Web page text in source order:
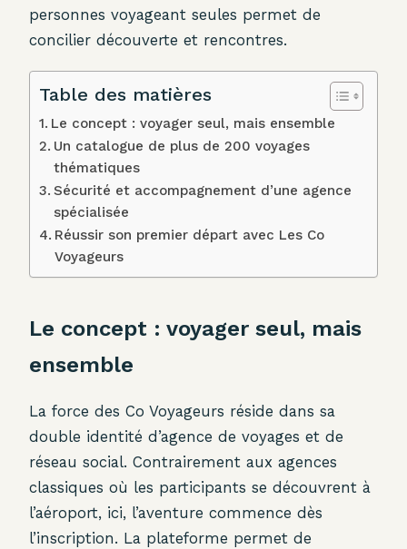
personnes voyageant seules permet de
concilier découverte et rencontres.
Table des matières
Le concept : voyager seul, mais ensemble
Un catalogue de plus de 200 voyages
thématiques
Sécurité et accompagnement d’une agence
spécialisée
Réussir son premier départ avec Les Co
Voyageurs
Le concept : voyager seul, mais
ensemble
La force des Co Voyageurs réside dans sa
double identité d’agence de voyages et de
réseau social. Contrairement aux agences
classiques où les participants se découvrent à
l’aéroport, ici, l’aventure commence dès
l’inscription. La plateforme permet de